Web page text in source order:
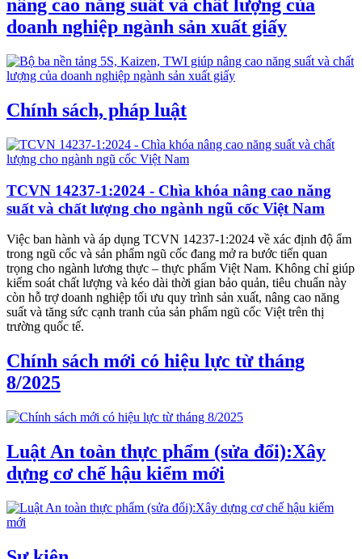
nâng cao năng suất và chất lượng của
doanh nghiệp ngành sản xuất giấy
Chính sách, pháp luật
TCVN 14237-1:2024 - Chìa khóa nâng cao năng
suất và chất lượng cho ngành ngũ cốc Việt Nam
Việc ban hành và áp dụng TCVN 14237-1:2024 về xác định độ ẩm
trong ngũ cốc và sản phẩm ngũ cốc đang mở ra bước tiến quan
trọng cho ngành lương thực – thực phẩm Việt Nam. Không chỉ giúp
kiểm soát chất lượng và kéo dài thời gian bảo quản, tiêu chuẩn này
còn hỗ trợ doanh nghiệp tối ưu quy trình sản xuất, nâng cao năng
suất và tăng sức cạnh tranh của sản phẩm ngũ cốc Việt trên thị
trường quốc tế.
Chính sách mới có hiệu lực từ tháng
8/2025
Luật An toàn thực phẩm (sửa đổi):Xây
dựng cơ chế hậu kiểm mới